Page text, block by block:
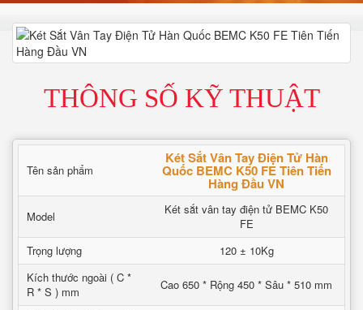
THÔNG SỐ KỸ THUẬT
Tên sản phẩm
Két Sắt Vân Tay Điện Tử Hàn
Quốc BEMC K50 FE Tiên Tiến
Hàng Đầu VN
Model
Két sắt vân tay điện tử BEMC K50
FE
Trọng lượng
120 ± 10Kg
Kích thước ngoài ( C *
R * S ) mm
Cao 650 * Rộng 450 * Sâu * 510 mm